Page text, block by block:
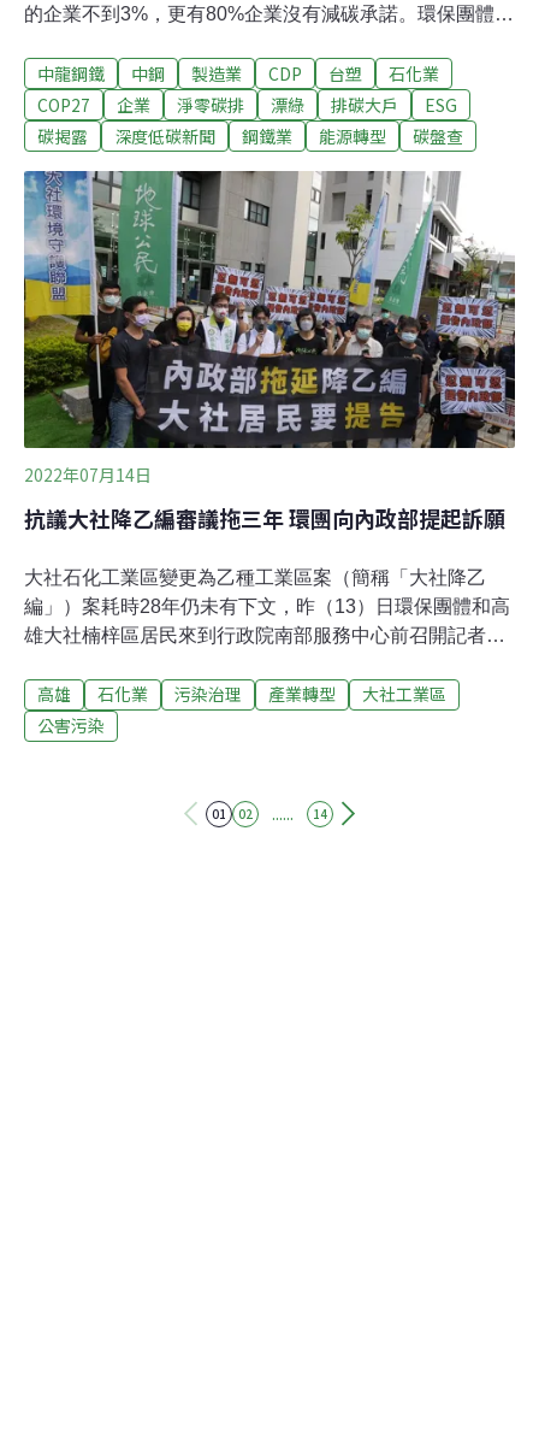
的企業不到3%，更有80%企業沒有減碳承諾。環保團體強
公開碳排資訊，並參照聯合國「反漂綠高階專業小組」的
「誠信第一」（Integrity Matters）指引，修訂氣候資訊揭
露形式。數位工具抓漏 上市櫃公司定期交永續報告 實際減
碳卻不多環保署統計，2020年工商部門碳排量佔全台六
成，顯示要達成淨零目標，企業減碳責無旁貸。綠色公民
行動聯盟、地球公民基金會、環境權保障基金會、台灣氣
候行動網絡研究中心等團體昨（20）日召開記者會，呼籲
企業盡速展開碳盤查，訂定減碳承諾值。上市櫃公司須定
期繳交永續報告書、申報ESG資訊，但綠色公民行動聯盟
透過數位工具「ESG檢測儀」盤點發現，實際上公布減碳
承諾的業者並不多。全台1700家上市櫃公司中，僅有17%
提出
中龍鋼鐵 中鋼 製造業 CDP 台塑
石化業
COP27
企業 淨零碳排 漂綠 排碳大戶
ESG
碳揭露
深度低碳新聞 鋼鐵業 能源轉型 碳盤查
2022年07月14日
抗議大社降乙編審議拖三年 環團向內政部提起訴願
大社石化工業區變更為乙種工業區案（簡稱「大社降乙
編」）案耗時28年仍未有下文，昨（13）日環保團體和高
雄大社楠梓區居民來到行政院南部服務中心前召開記者會
《都市計劃法》規定，應於60天內完成審議，然而此案自
2019年送審至今，已過去三年。歷經波折的「大社降乙
編）並遷廠。案件程序真正始於2018年，直到2019年才由
高雄 石化業 污染治理 產業轉型
大社工業區
公害污染
01 02 ...... 14